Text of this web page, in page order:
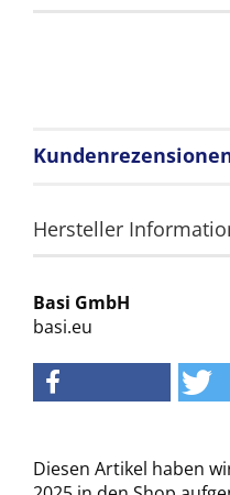
Hersteller
Basi GmbH
basi.eu
Diesen Artikel haben